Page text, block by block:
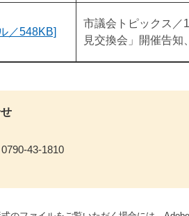
／548KB]
市議会トピックス／
見交換会」開催告知
43-1810